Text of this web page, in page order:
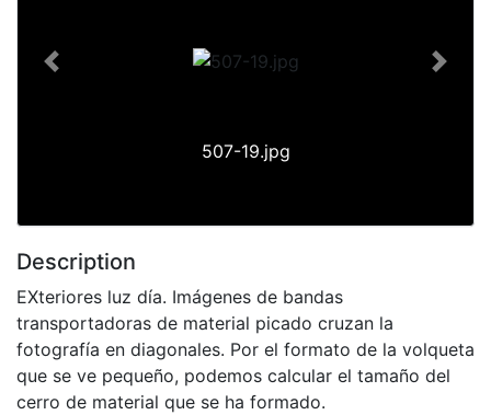
507-19.jpg
Previous Next
Description
EXteriores luz día. Imágenes de bandas
transportadoras de material picado cruzan la
fotografía en diagonales. Por el formato de la volqueta
que se ve pequeño, podemos calcular el tamaño del
cerro de material que se ha formado.